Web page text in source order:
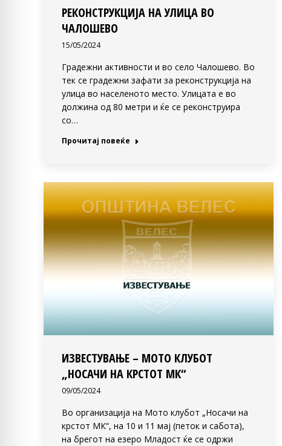
РЕКОНСТРУКЦИЈА НА УЛИЦА ВО
ЧАЛОШЕВО
15/05/2024
Градежни активности и во село Чалошево. Во
тек се градежни зафати за реконструкција на
улица во населеното место. Улицата е во
должина од 80 метри и ќе се реконструира
со…
Прочитај повеќе
ИЗВЕСТУВАЊЕ – МОТО КЛУБОТ
„НОСАЧИ НА КРСТОТ МК“
09/05/2024
Во организација на Мото клубот „Носачи на
крстот МК“, на 10 и 11 мај (петок и сабота),
на брегот на езеро Младост ќе се одржи